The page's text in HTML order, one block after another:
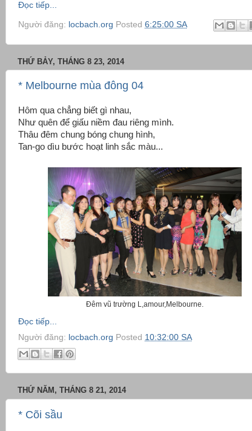
Đọc tiếp...
Người đăng: locbach.org Posted 6:25:00 SA
THỨ BẢY, THÁNG 8 23, 2014
* Melbourne mùa đông 04
Hôm qua chẳng biết gì nhau,
Như quên để giấu niềm đau riêng mình.
Thâu đêm chung bóng chung hình,
Tan-go dìu bước hoạt linh sắc màu...
Đêm vũ trường L,amour,Melbourne.
Đọc tiếp...
Người đăng: locbach.org Posted 10:32:00 SA
THỨ NĂM, THÁNG 8 21, 2014
* Cõi sầu